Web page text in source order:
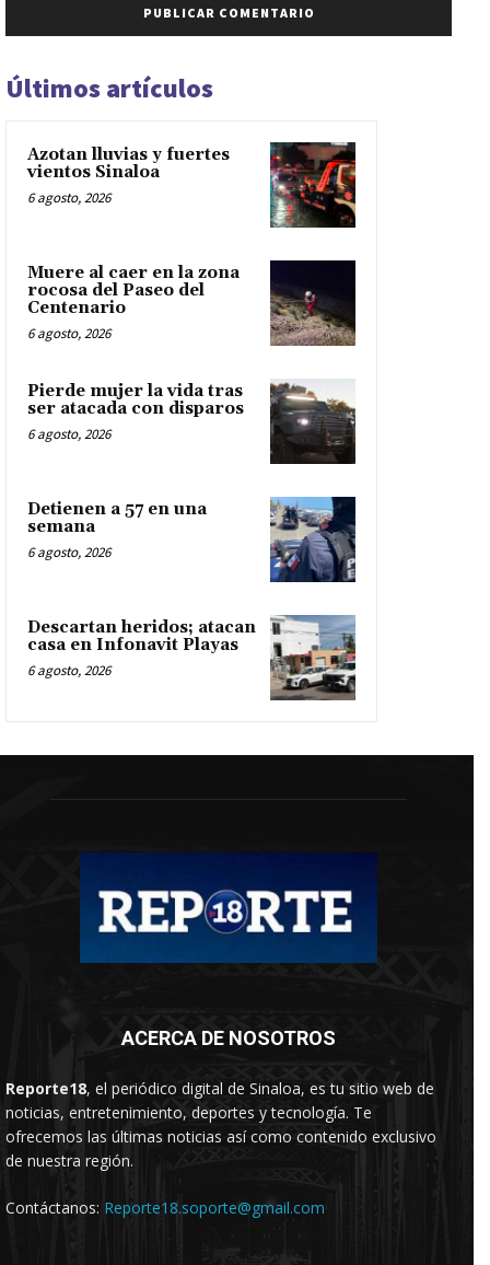
Últimos artículos
Azotan lluvias y fuertes
vientos Sinaloa
6 agosto, 2026
Muere al caer en la zona
rocosa del Paseo del
Centenario
6 agosto, 2026
Pierde mujer la vida tras
ser atacada con disparos
6 agosto, 2026
Detienen a 57 en una
semana
6 agosto, 2026
Descartan heridos; atacan
casa en Infonavit Playas
6 agosto, 2026
ACERCA DE NOSOTROS
Reporte18, el periódico digital de Sinaloa, es tu sitio web de
noticias, entretenimiento, deportes y tecnología. Te
ofrecemos las últimas noticias así como contenido exclusivo
de nuestra región.
Contáctanos: Reporte18.soporte@gmail.com